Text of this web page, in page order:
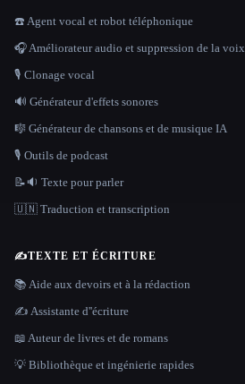
☎️ Agent vocal et robot téléphonique
🎧 Améliorateur audio et suppression de la voix
🎙️ Clonage vocal
🔊 Générateur d'effets sonores
🎼 Générateur de chansons et de musique IA
🎙️ Outils de podcast
📝🔉 Texte pour parler
🇺🇳 Traduction et transcription
✍️TEXTE ET ÉCRITURE
📚 Aide aux devoirs et à la rédaction
✍️ Assistante d''écriture
📖 Auteur de livres et de romans
💡 Bibliothèque et ingénierie rapides